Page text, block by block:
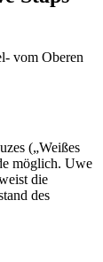
vom Oberen
(„Weißes
möglich. Uwe
die
des